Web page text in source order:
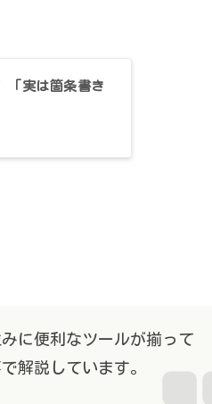
「実は箇条書き
に便利なツールが揃って
解説しています。